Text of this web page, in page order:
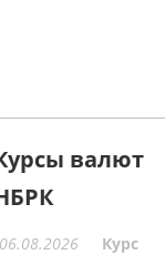
валют
06.08.2026 Курс